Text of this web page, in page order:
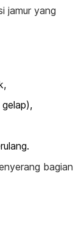
jamur yang
bagian